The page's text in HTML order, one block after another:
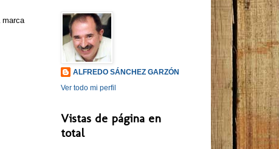
marca
ALFREDO SÁNCHEZ GARZÓN
Ver todo mi perfil
Vistas de página en
total